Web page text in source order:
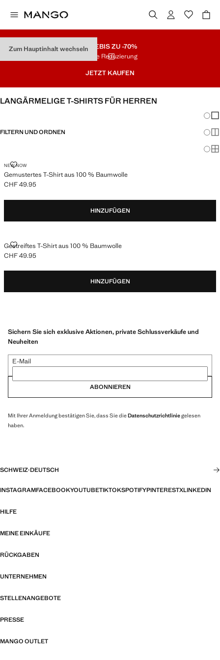
Zum Hauptinhalt wechselnSALEBIS ZU -70%
Letzte Reduzierung
JETZT KAUFEN
LANGÄRMELIGE T-SHIRTS FÜR HERREN
FILTERN UND ORDNEN
NEW NOW
Gemustertes T-Shirt aus 100 % Baumwolle
GEMUSTERTES T-SHIRT AUS 100 % BAUMWOLLE
Aktueller Preis [CHF 49.95 ]
CHF 49.95
HINZUFÜGEN
Gestreiftes T-Shirt aus 100 % Baumwolle
GESTREIFTES T-SHIRT AUS 100 % BAUMWOLLE
Aktueller Preis [CHF 49.95 ]
CHF 49.95
HINZUFÜGEN
Sichern Sie sich exklusive Aktionen, private Schlussverkäufe und
Neuheiten
E-Mail
ABONNIEREN
Mit Ihrer Anmeldung bestätigen Sie, dass Sie dieDatenschutzrichtliniegelesen
haben.
SCHWEIZ·DEUTSCH
INSTAGRAMFACEBOOKYOUTUBETIKTOKSPOTIFYPINTERESTXLINKEDIN
HILFE
MEINE EINKÄUFE
RÜCKGABEN
UNTERNEHMEN
STELLENANGEBOTE
PRESSE
MANGO OUTLET